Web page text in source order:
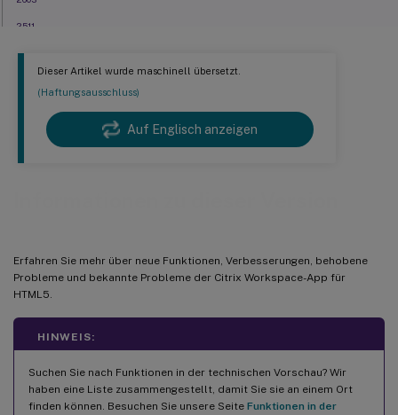
Dieser Artikel wurde maschinell übersetzt.
(Haftungsausschluss)
Auf Englisch anzeigen
Erfahren Sie mehr über neue Funktionen, Verbesserungen, behobene
Probleme und bekannte Probleme der Citrix Workspace-App für
HTML5.
HINWEIS:
Suchen Sie nach Funktionen in der technischen Vorschau? Wir
haben eine Liste zusammengestellt, damit Sie sie an einem Ort
finden können. Besuchen Sie unsere Seite Funktionen in der
2511
2509
2502.10
2408
2404.1
2404
2312